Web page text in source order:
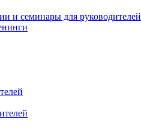
и семинары для руководителей